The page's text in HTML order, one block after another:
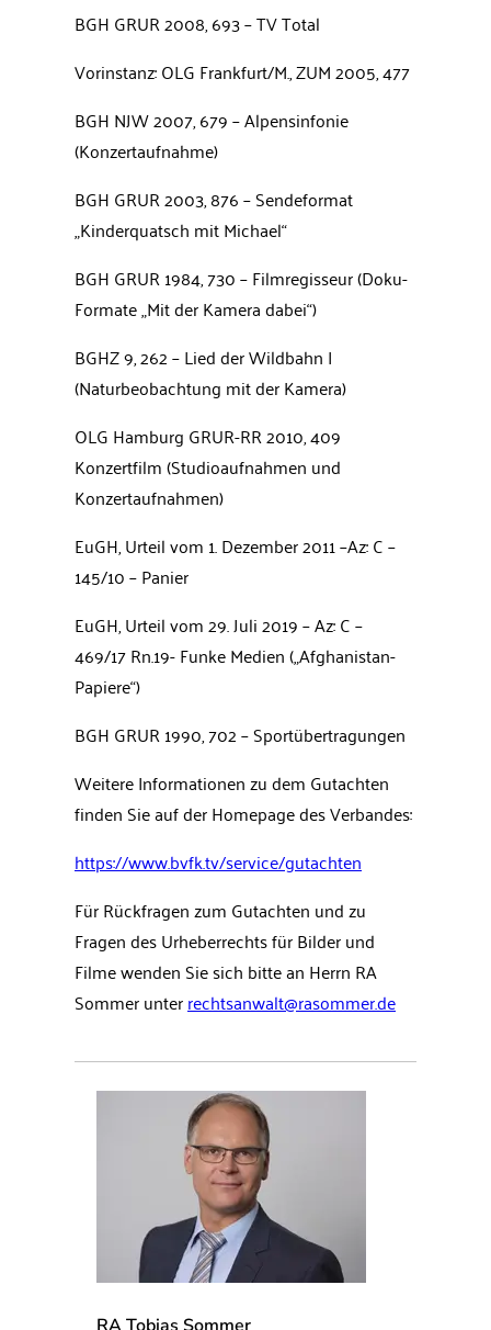
BGH GRUR 2008, 693 – TV Total
Vorinstanz: OLG Frankfurt/M., ZUM 2005, 477
BGH NJW 2007, 679 – Alpensinfonie
(Konzertaufnahme)
BGH GRUR 2003, 876 – Sendeformat
„Kinderquatsch mit Michael“
BGH GRUR 1984, 730 – Filmregisseur (Doku-
Formate „Mit der Kamera dabei“)
BGHZ 9, 262 – Lied der Wildbahn I
(Naturbeobachtung mit der Kamera)
OLG Hamburg GRUR-RR 2010, 409
Konzertfilm (Studioaufnahmen und
Konzertaufnahmen)
EuGH, Urteil vom 1. Dezember 2011 –Az: C –
145/10 – Panier
EuGH, Urteil vom 29. Juli 2019 – Az: C –
469/17 Rn.19- Funke Medien („Afghanistan-
Papiere“)
BGH GRUR 1990, 702 – Sportübertragungen
Weitere Informationen zu dem Gutachten
finden Sie auf der Homepage des Verbandes:
https://www.bvfk.tv/service/gutachten
Für Rückfragen zum Gutachten und zu
Fragen des Urheberrechts für Bilder und
Filme wenden Sie sich bitte an Herrn RA
Sommer unterrechtsanwalt@rasommer.de